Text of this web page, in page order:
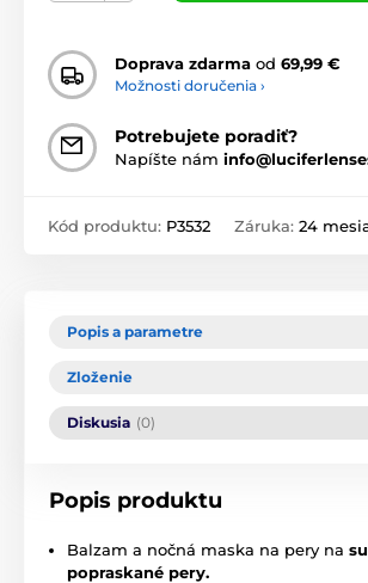
Doprava zdarma od 69,99 €
Možnosti doručenia ›
Potrebujete poradiť?
Napíšte nám
Kód produktu: P3532 Záruka: 24
Popis a parametre
Zloženie
Diskusia (0)
Popis produktu
Balzam a nočná maska na pery na
popraskané pery.